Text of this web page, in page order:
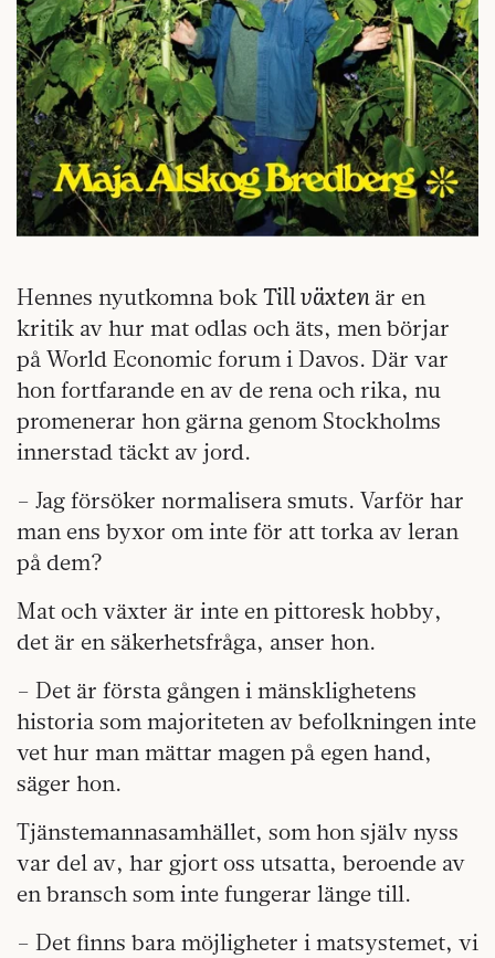
Hennes nyutkomna bok Till växten är en
kritik av hur mat odlas och äts, men börjar
på World Economic forum i Davos. Där var
hon fortfarande en av de rena och rika, nu
promenerar hon gärna genom Stockholms
innerstad täckt av jord.
– Jag försöker normalisera smuts. Varför har
man ens byxor om inte för att torka av leran
på dem?
Mat och växter är inte en pittoresk hobby,
det är en säkerhetsfråga, anser hon.
– Det är första gången i mänsklighetens
historia som majoriteten av befolkningen inte
vet hur man mättar magen på egen hand,
säger hon.
Tjänstemannasamhället, som hon själv nyss
var del av, har gjort oss utsatta, beroende av
en bransch som inte fungerar länge till.
– Det finns bara möjligheter i matsystemet, vi